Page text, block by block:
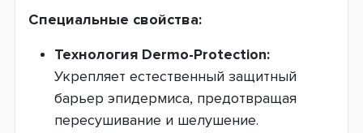
Специальные свойства:
Технология Dermo-Protection:
Укрепляет естественный защитный
барьер эпидермиса, предотвращая
пересушивание и шелушение.